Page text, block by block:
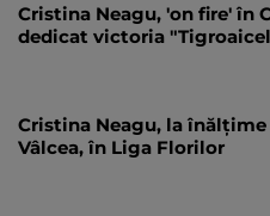
Cristina Neagu, 'on fire' în
dedicat victoria
Cristina Neagu, la
Vâlcea, în Liga Florilor